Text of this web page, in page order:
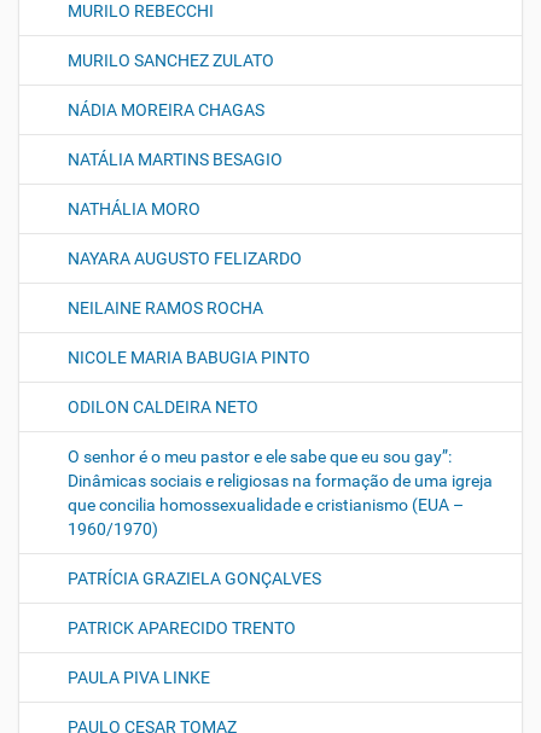
MURILO REBECCHI
MURILO SANCHEZ ZULATO
NÁDIA MOREIRA CHAGAS
NATÁLIA MARTINS BESAGIO
NATHÁLIA MORO
NAYARA AUGUSTO FELIZARDO
NEILAINE RAMOS ROCHA
NICOLE MARIA BABUGIA PINTO
ODILON CALDEIRA NETO
O senhor é o meu pastor e ele sabe que eu sou gay”:
Dinâmicas sociais e religiosas na formação de uma igreja
que concilia homossexualidade e cristianismo (EUA –
1960/1970)
PATRÍCIA GRAZIELA GONÇALVES
PATRICK APARECIDO TRENTO
PAULA PIVA LINKE
PAULO CESAR TOMAZ